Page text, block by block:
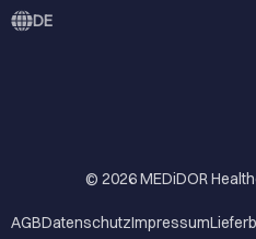
DE
© 2026MEDiDOR
AGBDatenschutzImpressum